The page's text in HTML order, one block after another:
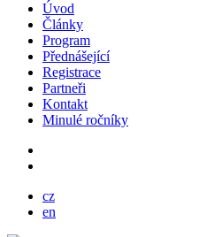
Úvod
Články
Program
Přednášející
Registrace
Partneři
Kontakt
Minulé ročníky
cz
en